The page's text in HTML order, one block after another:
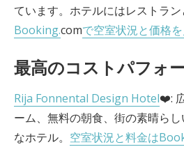
ています。ホテルにはレストラン
Booking.comで空室状況と価格
最高のコストパフォ
Rija Fonnental Design Hotel❤️:
ーム、無料の朝食、街の素晴ら
なホテル。 空室状況と料金は